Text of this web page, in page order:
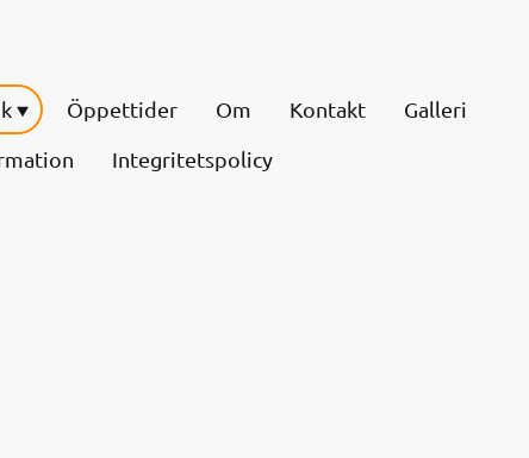
Öppettider Om Kontakt
Galleri
Integritetspolicy